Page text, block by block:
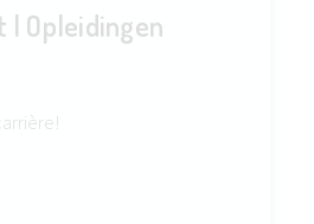
Opleidingen